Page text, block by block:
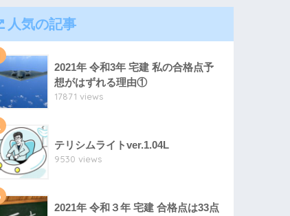
人気の記事
2021年 令和3年 宅建 私の合格点予
想がはずれる理由①
17871 views
テリシムライトver.1.04L
9530 views
2021年 令和３年 宅建 合格点は33点